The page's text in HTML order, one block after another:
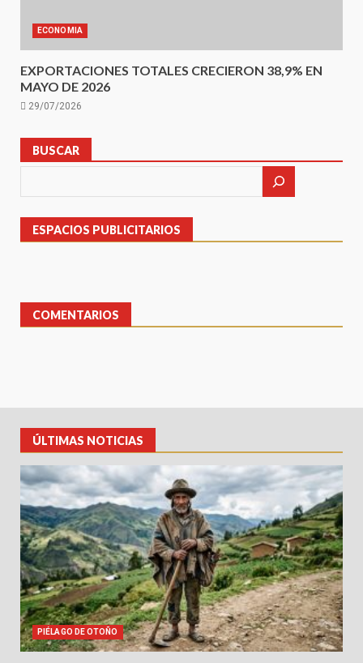
ECONOMIA
EXPORTACIONES TOTALES CRECIERON 38,9% EN
MAYO DE 2026
29/07/2026
BUSCAR
ESPACIOS PUBLICITARIOS
COMENTARIOS
ÚLTIMAS NOTICIAS
PIÉLAGO DE OTOÑO